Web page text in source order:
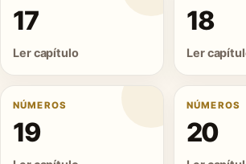
17
Ler capítulo
18
Ler
NÚMEROS
19
NÚMEROS
20